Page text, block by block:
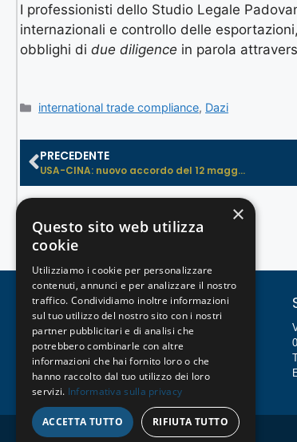
I professionisti dello Studio Legale
internazionali e controllo delle
obblighi di due diligence in parola
international trade compliance, Dazi
PRECEDENTE
USA-CINA: nuovo accordo del 12 magg...
SEDE DI MILANO
Foro Buonaparte, 54
20121 Milano
Tel: +39 024814994
Email: milano@studiopadovan.com
×
Questo sito web utilizza
cookie
Utilizziamo i cookie per personalizzare
contenuti, annunci e per analizzare il nostro
traffico. Condividiamo inoltre informazioni
sul tuo utilizzo del nostro sito con i nostri
partner pubblicitari e di analisi che
potrebbero combinarle con altre
informazioni che hai fornito loro o che
hanno raccolto dal tuo utilizzo dei loro
servizi. Informativa sulla privacy
ACCETTA TUTTO RIFIUTA TUTTO